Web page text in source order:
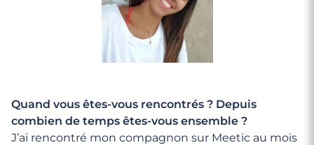
Quand vous êtes-vous rencontrés ? Depuis
combien de temps êtes-vous ensemble ?
J’ai rencontré mon compagnon sur Meetic au mois